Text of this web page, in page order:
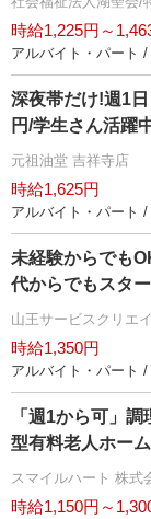
時給1,225円～
アルバイト・パート
深夜帯だけ!週1
円/学生さん活躍
元祖油堂 吉祥寺店
時給1,625円
アルバイト・パート
未経験からでも
代からでもスタ
山王サービスクリエ
時給1,350円
アルバイト・パート
「週1から可」
型有料老人ホーム
スマイルハート 株式
時給1,150円～